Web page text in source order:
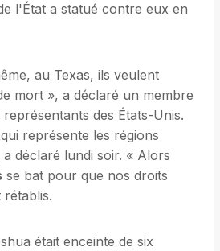
l'État a statué contre eux en
au Texas, ils veulent
mort », a déclaré un membre
des États-Unis.
qui représente les régions
déclaré lundi soir. « Alors
se bat pour que nos droits
était enceinte de six